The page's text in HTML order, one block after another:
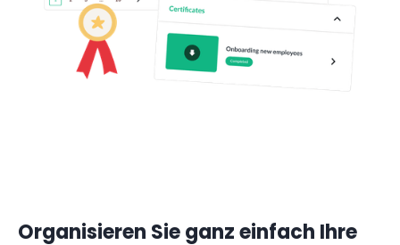
Organisieren Sie ganz einfach Ihre